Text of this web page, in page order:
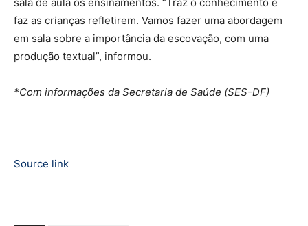
faz as crianças refletirem. Vamos fazer uma abordagem
em sala sobre a importância da escovação, com uma
produção textual”, informou.
*Com informações da Secretaria de Saúde (SES-DF)
Source link